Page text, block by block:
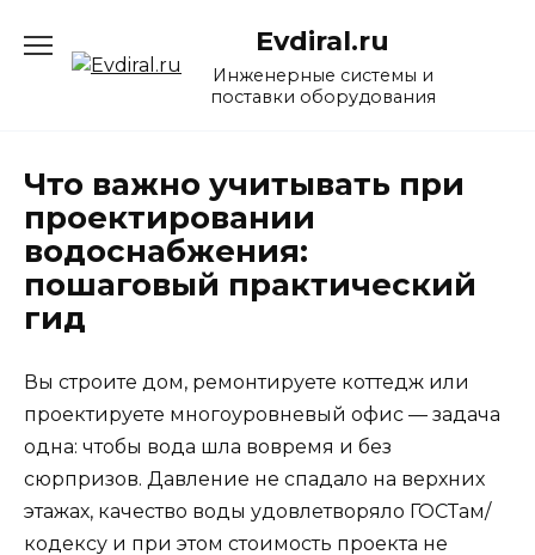
содержанию
Evdiral.ru
Инженерные системы и
поставки оборудования
Что важно учитывать при
проектировании
водоснабжения:
пошаговый практический
гид
Вы строите дом, ремонтируете коттедж или
проектируете многоуровневый офис — задача
одна: чтобы вода шла вовремя и без
сюрпризов. Давление не спадало на верхних
этажах, качество воды удовлетворяло ГОСТам/
кодексу и при этом стоимость проекта не